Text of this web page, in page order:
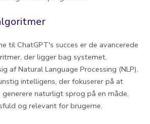
til ChatGPT's succes er de avancerede
der ligger bag systemet.
af Natural Language Processing (NLP),
intelligens, der fokuserer på at
naturligt sprog på en måde,
og relevant for brugerne.